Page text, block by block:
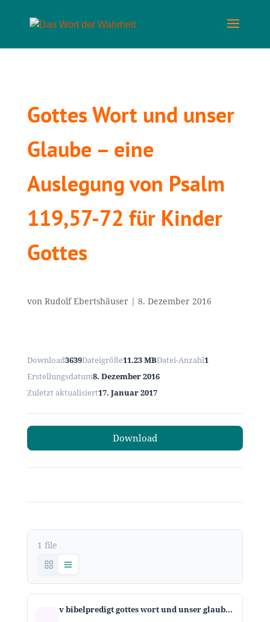
Gottes Wort und unser
Glaube – eine
Auslegung von Psalm
119,57-72 für Kinder
Gottes
von Rudolf Ebertshäuser| 8. Dezember 2016
Download3639Dateigröße11.23 MBDatei-Anzahl1
Erstellungsdatum8. Dezember 2016
Zuletzt aktualisiert17. Januar 2017
Download
1 file
v bibelpredigt gottes wort und unser glaube psalm 119 57 72